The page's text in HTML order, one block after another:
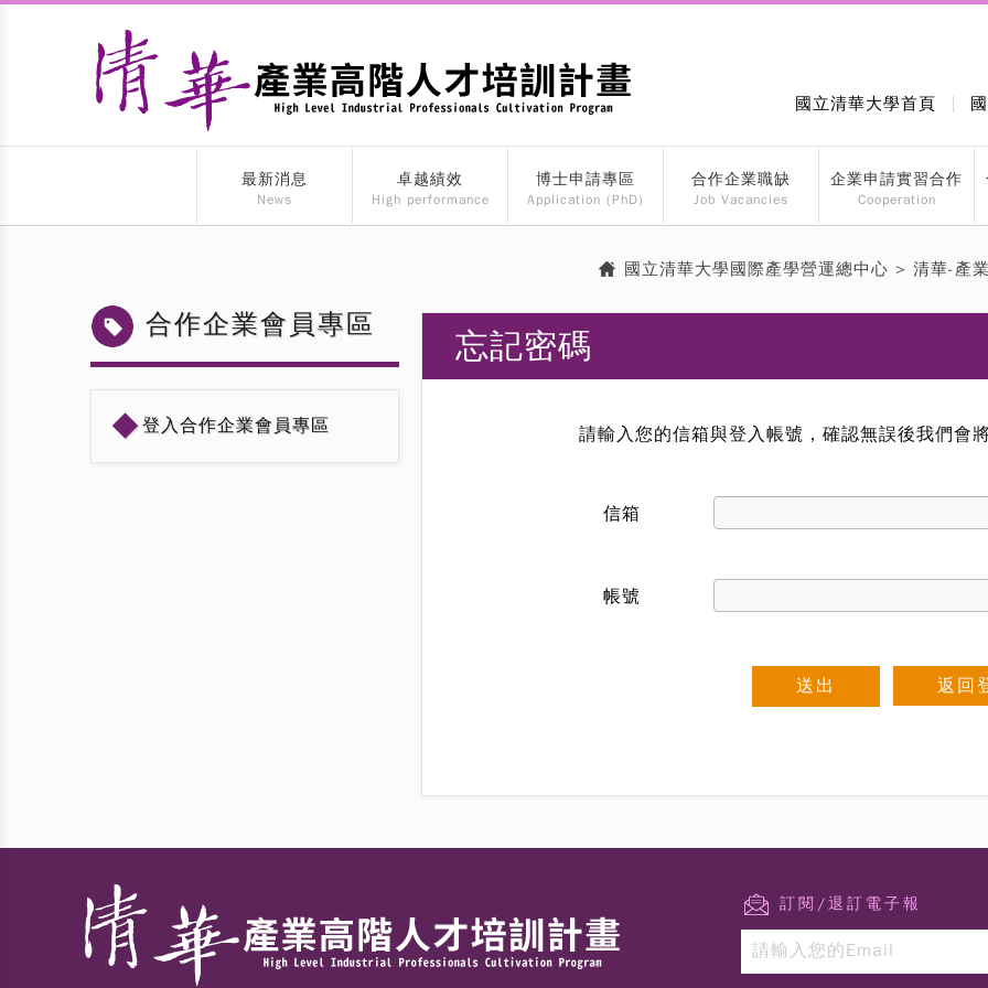
國立清華大學首頁
最新消息
News
卓越績效
High performance
博士申請專區
Application (PhD)
合作企業職缺
Job Vacancies
企業申請實習合作
Cooperation
國立清華大學國際產學營運總中心 > 清華-產
合作企業會員專區
◆登入合作企業會員專區
忘記密碼
請輸入您的信箱與登入帳號，確認無誤後我們會
信箱
帳號
返回
訂閱/退訂電子報